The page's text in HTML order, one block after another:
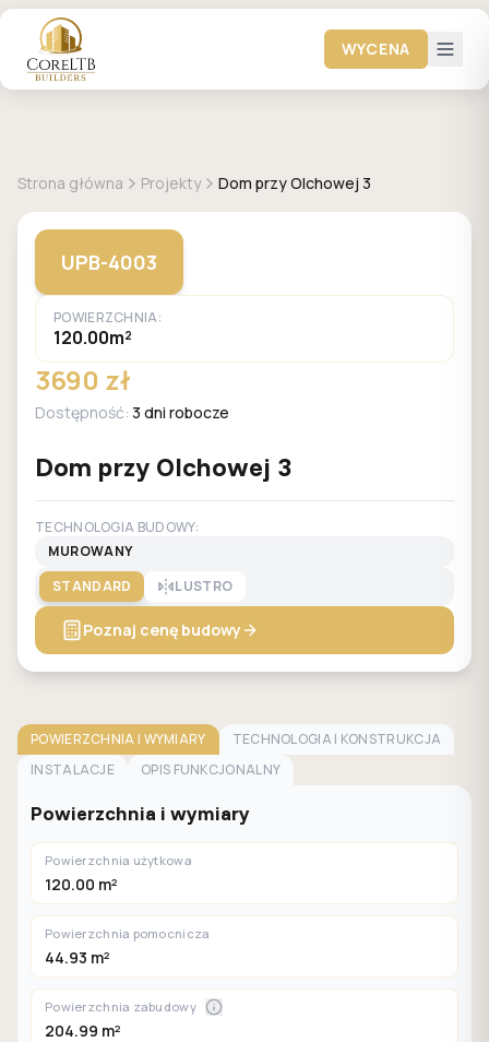
WYCENA
Strona główna Projekty Dom przy Olchowej 3
UPB-4003
POWIERZCHNIA:
120.00m²
3690 zł
Dostępność: 3 dni robocze
Dom przy Olchowej 3
TECHNOLOGIA BUDOWY:
MUROWANY
STANDARD
LUSTRO
Poznaj cenę budowy
POWIERZCHNIA I WYMIARY
TECHNOLOGIA I KONSTRUKCJA
INSTALACJE
OPIS FUNKCJONALNY
Powierzchnia i wymiary
Powierzchnia użytkowa
120.00 m²
Powierzchnia pomocnicza
44.93 m²
Powierzchnia zabudowy
204.99 m²